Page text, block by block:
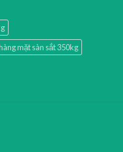
mặt sàn sắt 350kg